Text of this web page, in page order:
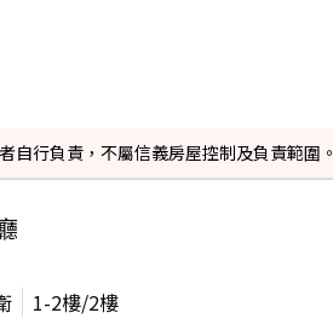
行負責，不屬信義房屋控制及負責範圍。
1-2樓/2樓